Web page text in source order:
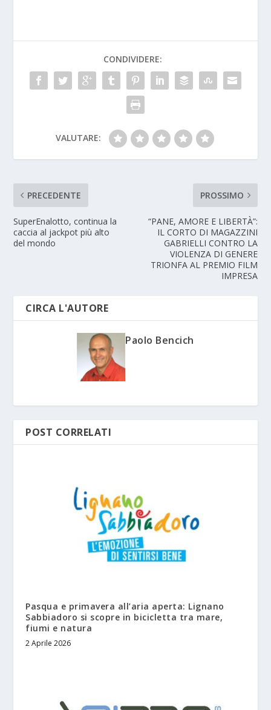
CONDIVIDERE:
VALUTARE:
PRECEDENTE
SuperEnalotto, continua la
caccia al jackpot più alto
del mondo
PROSSIMO
“PANE, AMORE E LIBERTÀ”:
IL CORTO DI MAGAZZINI
GABRIELLI CONTRO LA
VIOLENZA DI GENERE
TRIONFA AL PREMIO FILM
IMPRESA
CIRCA L'AUTORE
Paolo Bencich
POST CORRELATI
Pasqua e primavera all’aria aperta: Lignano
Sabbiadoro si scopre in bicicletta tra mare,
fiumi e natura
2 Aprile 2026